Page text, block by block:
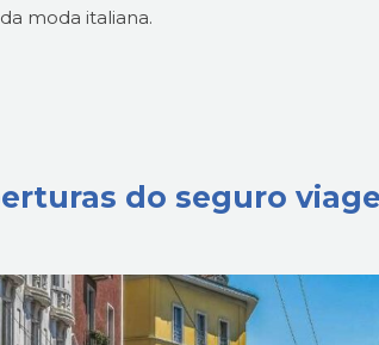
moda italiana.
do seguro